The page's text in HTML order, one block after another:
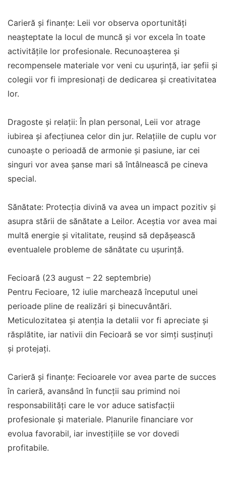
Carieră și finanțe: Leii vor observa oportunități
neașteptate la locul de muncă și vor excela în toate
activitățile lor profesionale. Recunoașterea și
recompensele materiale vor veni cu ușurință, iar șefii și
colegii vor fi impresionați de dedicarea și creativitatea
lor.
Dragoste și relații: În plan personal, Leii vor atrage
iubirea și afecțiunea celor din jur. Relațiile de cuplu vor
cunoaște o perioadă de armonie și pasiune, iar cei
singuri vor avea șanse mari să întâlnească pe cineva
special.
Sănătate: Protecția divină va avea un impact pozitiv și
asupra stării de sănătate a Leilor. Aceștia vor avea mai
multă energie și vitalitate, reușind să depășească
eventualele probleme de sănătate cu ușurință.
Fecioară (23 august – 22 septembrie)
Pentru Fecioare, 12 iulie marchează începutul unei
perioade pline de realizări și binecuvântări.
Meticulozitatea și atenția la detalii vor fi apreciate și
răsplătite, iar nativii din Fecioară se vor simți susținuți
și protejați.
Carieră și finanțe: Fecioarele vor avea parte de succes
în carieră, avansând în funcții sau primind noi
responsabilități care le vor aduce satisfacții
profesionale și materiale. Planurile financiare vor
evolua favorabil, iar investițiile se vor dovedi
profitabile.